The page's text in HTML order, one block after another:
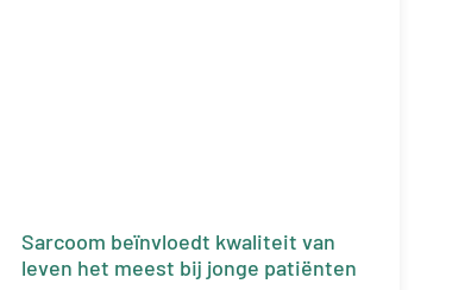
Sarcoom beïnvloedt kwaliteit van
leven het meest bij jonge patiënten